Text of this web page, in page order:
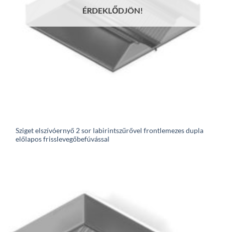
ÉRDEKLŐDJÖN!
Sziget elszívóernyő 2 sor labirintszűrővel frontlemezes dupla
előlapos frisslevegőbefúvással